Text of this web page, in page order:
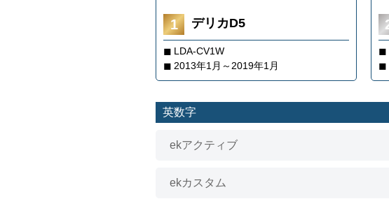
デリカD5
LDA-CV1W
2013年1月～2019年1月
英数字
ekアクティブ
ekカスタム